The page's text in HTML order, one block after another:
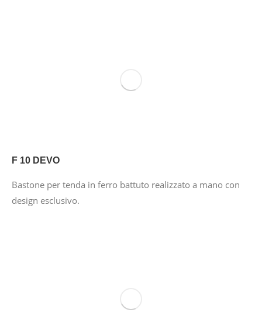
F 10 DEVO
Bastone per tenda in ferro battuto realizzato a mano con
design esclusivo.